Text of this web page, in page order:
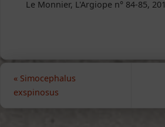
Le Monnier, L'Argiope n° 84-85,
«Simocephalus
exspinosus